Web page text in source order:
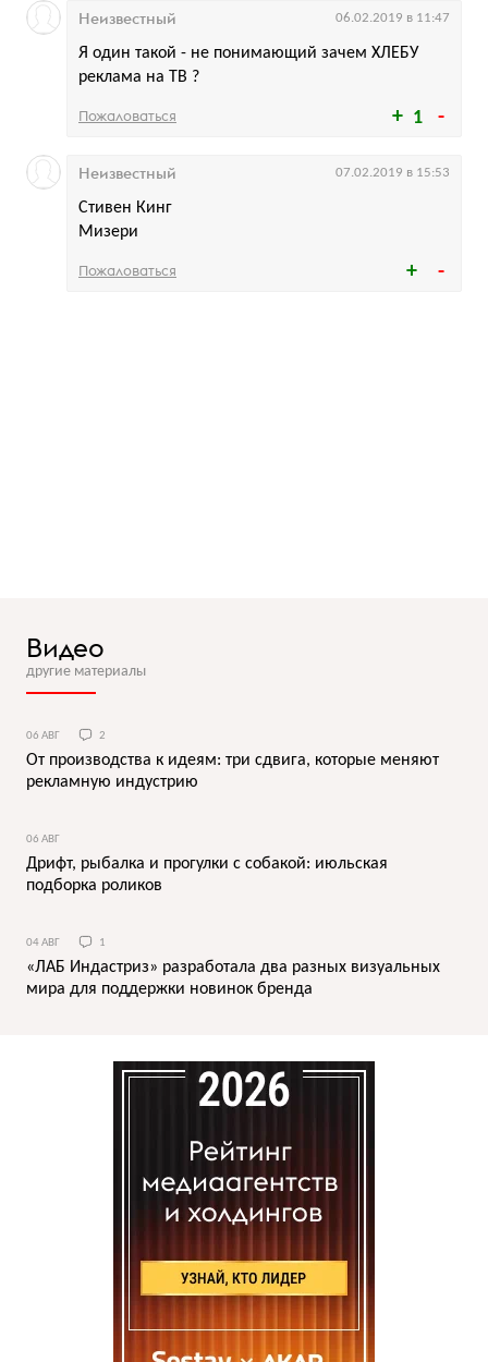
1
Я один такой - не понимающий зачем ХЛЕБУ
реклама на ТВ ?
Неизвестный 06.02.2019 в 11:47
Пожаловаться
Стивен Кинг
Мизери
Неизвестный 07.02.2019 в 15:53
Пожаловаться
Видео
другие материалы
06 АВГ 2
От производства к идеям: три сдвига, которые меняют
рекламную индустрию
06 АВГ
Дрифт, рыбалка и прогулки с собакой: июльская
подборка роликов
04 АВГ 1
«ЛАБ Индастриз» разработала два разных визуальных
мира для поддержки новинок бренда